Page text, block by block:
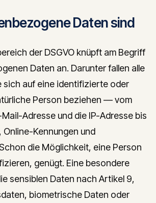
Daten sind
der DSGVO knüpft am Begriff
Daten an. Darunter fallen alle
sich auf eine identifizierte oder
Person beziehen — vom
Adresse und die IP-Adresse bis
Kennungen und
die Möglichkeit, eine Person
genügt. Eine besondere
sensiblen Daten nach Artikel 9,
biometrische Daten oder